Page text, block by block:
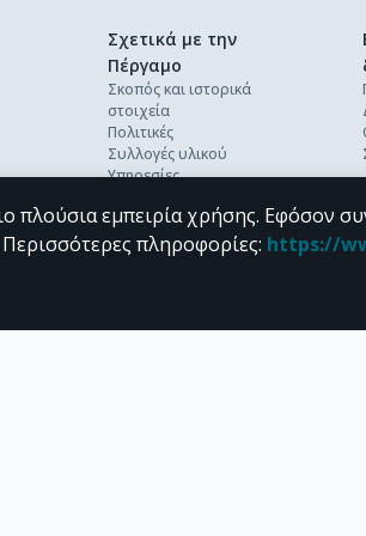
Σχετικά με την
Πέργαμο
Σκοπός και ιστορικά
στοιχεία
Πολιτικές
Συλλογές υλικού
Υπηρεσίες
Ανοικτή επιστήμη
Διεθνή πρότυπα &
διαλειτουργικότητα
Επικοινωνία
πλούσια εμπειρία χρήσης. Εφόσον
Περισσότερες πληροφορίες: https://